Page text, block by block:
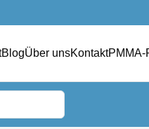
BlogÜber unsKontaktPMMA-